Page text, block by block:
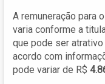
A remuneração para
varia conforme a
que pode ser
acordo com
pode variar de R$